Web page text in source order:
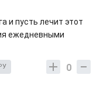
и пусть лечит этот
ежедневными
0